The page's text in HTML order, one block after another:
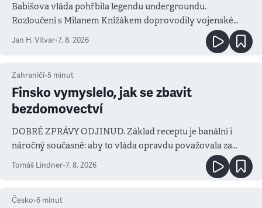
Babišova vláda pohřbila legendu undergroundu.
Rozloučení s Milanem Knížákem doprovodily vojenské
salvy i kritika pokrokářů
Jan H. Vitvar•7. 8. 2026
Zahraničí•5 minut
Finsko vymyslelo, jak se zbavit
bezdomovectví
DOBRÉ ZPRÁVY ODJINUD. Základ receptu je banální i
náročný současně: aby to vláda opravdu považovala za
prioritu
Tomáš Lindner•7. 8. 2026
Česko•6 minut